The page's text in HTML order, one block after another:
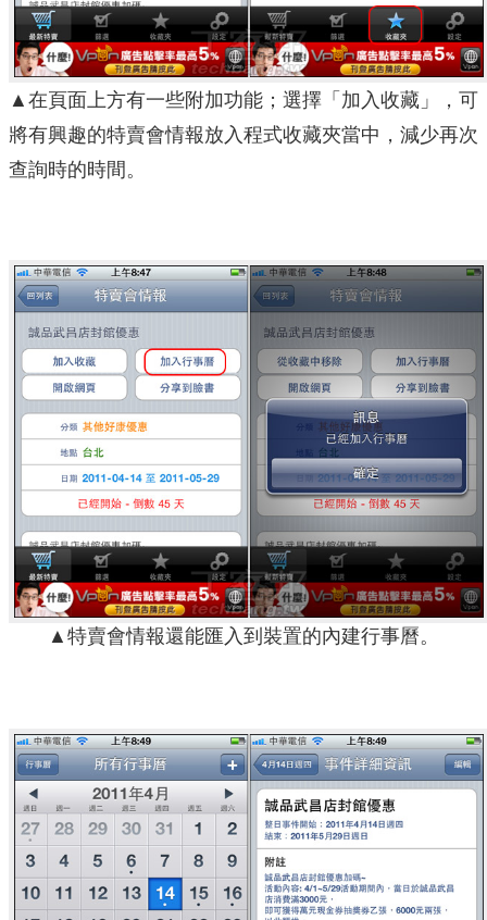
▲在頁面上方有一些附加功能；選擇「加入收藏」，可
將有興趣的特賣會情報放入程式收藏夾當中，減少再次
查詢時的時間。
▲特賣會情報還能匯入到裝置的內建行事曆。